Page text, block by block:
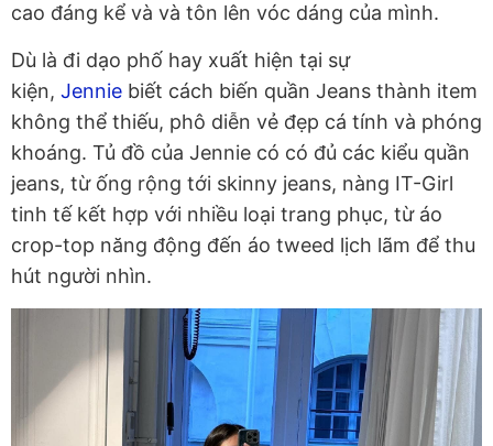
cao đáng kể và và tôn lên vóc dáng của mình.
Dù là đi dạo phố hay xuất hiện tại sự
kiện, Jennie biết cách biến quần Jeans thành item
không thể thiếu, phô diễn vẻ đẹp cá tính và phóng
khoáng. Tủ đồ của Jennie có có đủ các kiểu quần
jeans, từ ống rộng tới skinny jeans, nàng IT-Girl
tinh tế kết hợp với nhiều loại trang phục, từ áo
crop-top năng động đến áo tweed lịch lãm để thu
hút người nhìn.